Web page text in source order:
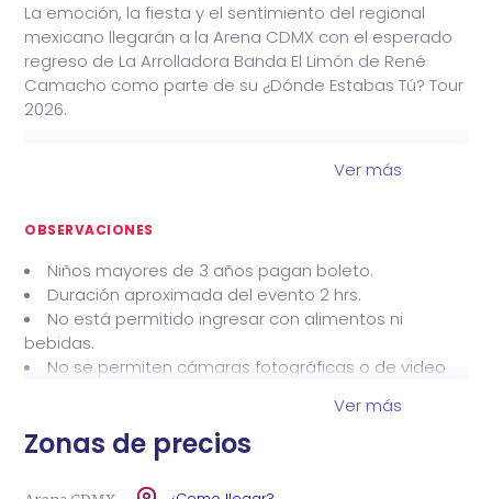
La emoción, la fiesta y el sentimiento del regional
mexicano llegarán a la Arena CDMX con el esperado
regreso de La Arrolladora Banda El Limón de René
Camacho como parte de su ¿Dónde Estabas Tú? Tour
2026.
las agrupaciones más importantes y exitosas del
llena de éxitos que han marcado generaciones.
Llamada de Mi Ex, Mi Segunda Cita y muchos más
serán parte de un espectáculo cargado de emoción
y energía.
Prepárate para cantar, recordar y vivir una experiencia
única junto a una de las bandas más queridas de
Ver más
OBSERVACIONES
Niños mayores de 3 años pagan boleto.
Duración aproximada del evento 2 hrs.
No está permitido ingresar con alimentos ni
bebidas.
No se permiten cámaras fotográficas o de video
Ver más
Zonas de precios